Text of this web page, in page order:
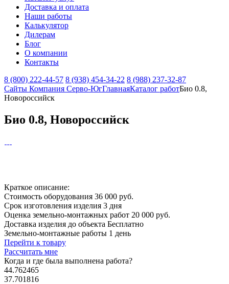
Доставка и оплата
Наши работы
Калькулятор
Дилерам
Блог
О компании
Контакты
8 (800) 222-44-57 8 (938) 454-34-22 8 (988) 237-32-87
Сайты Компания Серво-ЮгГлавнаяКаталог работБио 0.8,
Новороссийск
Био 0.8, Новороссийск
Краткое описание:
Стоимость оборудования 36 000 руб.
Срок изготовления изделия 3 дня
Оценка земельно-монтажных работ 20 000 руб.
Доставка изделия до объекта Бесплатно
Земельно-монтажные работы 1 день
Перейти к товару
Рассчитать мне
Когда и где была выполнена работа?
44.762465
37.701816